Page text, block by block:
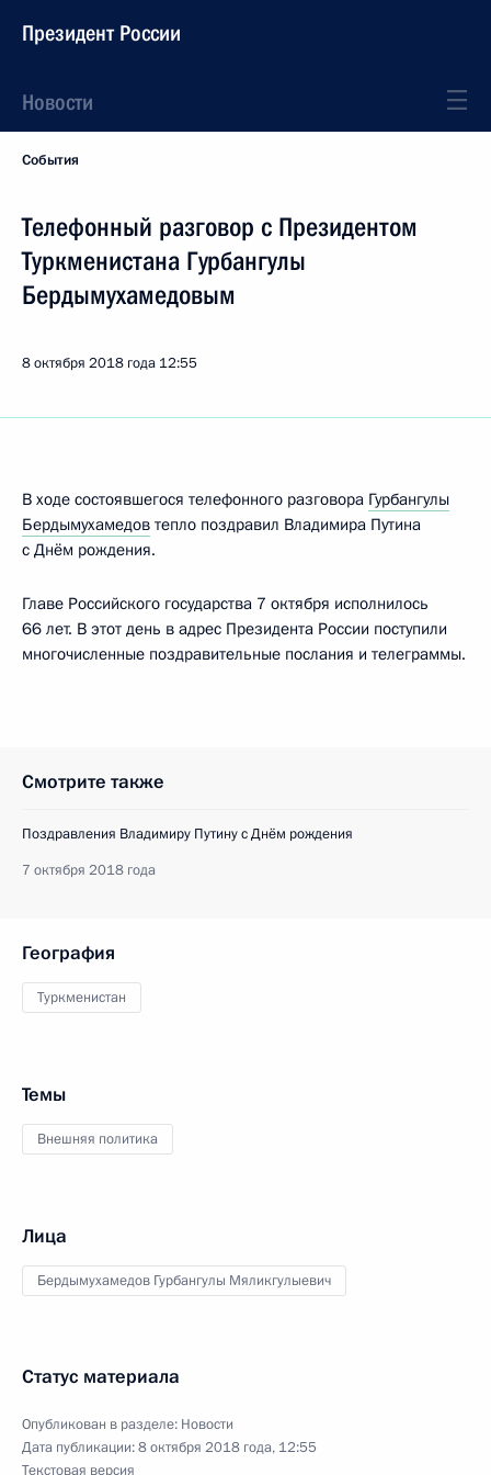
Президент России
Новости
События
Телефонный разговор с Президентом
Туркменистана Гурбангулы
Бердымухамедовым
8 октября 2018 года 12:55
В ходе состоявшегося телефонного разговора Гурбангулы
Бердымухамедов тепло поздравил Владимира Путина
с Днём рождения.
Главе Российского государства 7 октября исполнилось
66 лет. В этот день в адрес Президента России поступили
многочисленные поздравительные послания и телеграммы.
Смотрите также
Поздравления Владимиру Путину с Днём рождения
7 октября 2018 года
География
Туркменистан
Темы
Внешняя политика
Лица
Бердымухамедов Гурбангулы Мяликгулыевич
Статус материала
Опубликован в разделе: Новости
Дата публикации:8 октября 2018 года, 12:55
Текстовая версия